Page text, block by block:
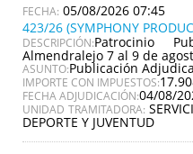
05/08/2026 07:45
423/26 (SYMPHONY
DESCRIPCIÓN:Patrocinio
Almendralejo 7 al 9 de
ASUNTO:Publicación
IMPORTE CON IMPUESTOS:
FECHA ADJUDICACIÓN:04/08/
UNIDAD TRAMITADORA:
DEPORTE Y JUVENTUD